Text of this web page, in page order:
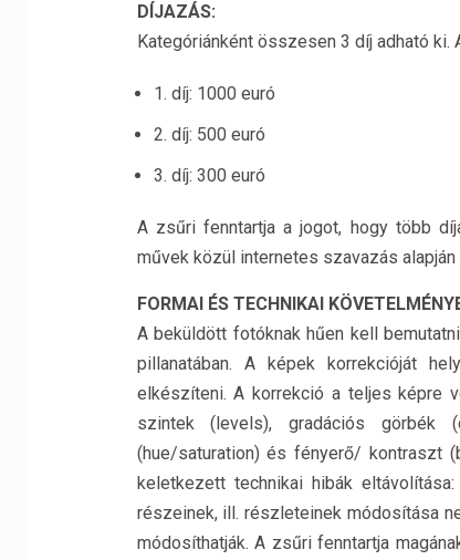
DÍJAZÁS:
Kategóriánként összesen 3 díj adható ki.
1. díj: 1000 euró
2. díj: 500 euró
3. díj: 300 euró
A zsűri fenntartja a jogot, hogy több
művek közül internetes szavazás
FORMAI ÉS TECHNIKAI
A beküldött fotóknak hűen kell
pillanatában. A képek korrekcióját
elkészíteni. A korrekció a teljes képre
szintek (levels), gradációs görbék
(hue/saturation) és fényerő/ kontraszt
keletkezett technikai hibák
részeinek, ill. részleteinek módosítása
módosíthatják. A zsűri fenntartja